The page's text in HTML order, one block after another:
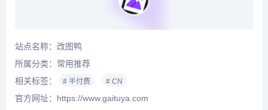
站点名称：改图鸭
所属分类： 常用推荐
相关标签：
# 半付费 # CN
官方网址：https://www.gaituya.com